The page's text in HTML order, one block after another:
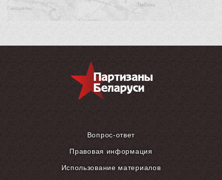
Вопрос-ответ
Правовая информация
Использование материалов